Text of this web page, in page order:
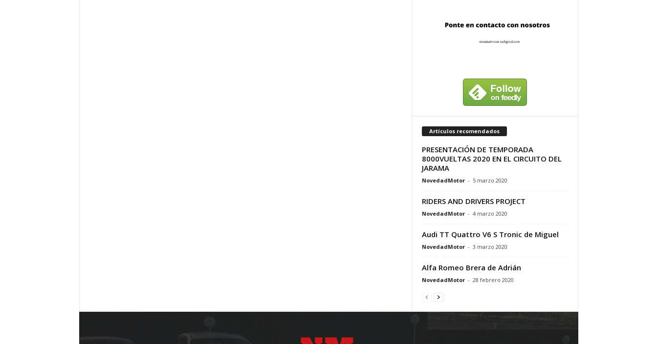
Artículos recomendados
PRESENTACIÓN DE TEMPORADA
8000VUELTAS 2020 EN EL CIRCUITO DEL
JARAMA
NovedadMotor - 5 marzo 2020
RIDERS AND DRIVERS PROJECT
NovedadMotor - 4 marzo 2020
Audi TT Quattro V6 S Tronic de Miguel
NovedadMotor - 3 marzo 2020
Alfa Romeo Brera de Adrián
NovedadMotor - 28 febrero 2020